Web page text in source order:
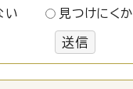
い 見つけにく
送信